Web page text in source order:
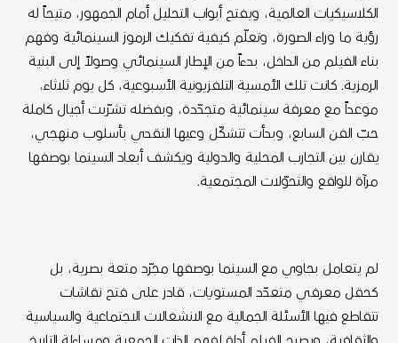
الكلاسيكيات العالمية، ويفتح أبواب التحليل أمام الجمهور، متيحاً له
رؤية ما وراء الصورة، وتعلّم كيفية تفكيك الرموز السينمائية وفهم
بناء الفيلم من الداخل، بدءاً من الإطار السينمائي وصولاً إلى البنية
الرمزية. كانت تلك الأمسية التلفزيونية الأسبوعية، كل يوم ثلاثاء،
موعداً مع معرفة سينمائية متجدّدة، وبفضله تشرّبت أجيال كاملة
حبّ الفن السابع، وبدأت تتشكّل وعيها النقدي بأسلوب منهجي،
يقارن بين التجارب المحلية والدولية ويكشف أبعاد السينما بوصفها
مرآة للواقع والتحوّلات المجتمعية.
لم يتعامل بجاوي مع السينما بوصفها مجرّد متعة بصرية، بل
كحقل معرفي متعدّد المستويات، قادر على فتح نقاشات
تتقاطع فيها الأسئلة الجمالية مع الانشغالات الاجتماعية والسياسية